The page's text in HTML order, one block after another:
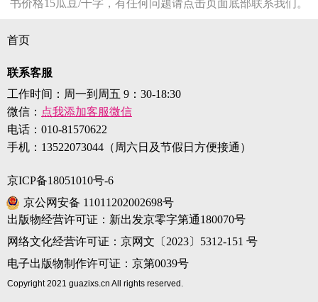
书价格15瓜豆/千字，有任何问题请点击页面底部联系我们。
首页
联系客服
工作时间：周一到周五 9：30-18:30
微信： 点我添加客服微信
电话： 010-81570622
手机： 13522073044（周六日及节假日方便接通）
京ICP备18051010号-6
京公网安备 11011202002698号
出版物经营许可证：新出发京零字第通180070号
网络文化经营许可证：京网文〔2023〕5312-151 号
电子出版物制作许可证：京第0039号
Copyright 2021 guazixs.cn All rights reserved.